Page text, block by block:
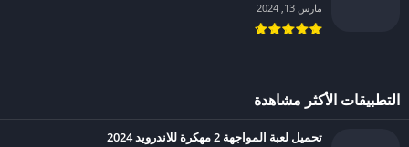
مارس 13, 2024
التطبيقات الأكثر مشاهدة
تحميل لعبة المواجهة 2 مهكرة للاندرويد 2024